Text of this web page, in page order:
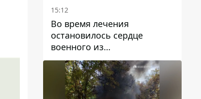
15:12
Во время лечения
остановилось сердце
военного из
Днепропетровской области
Ростислава Лупашко